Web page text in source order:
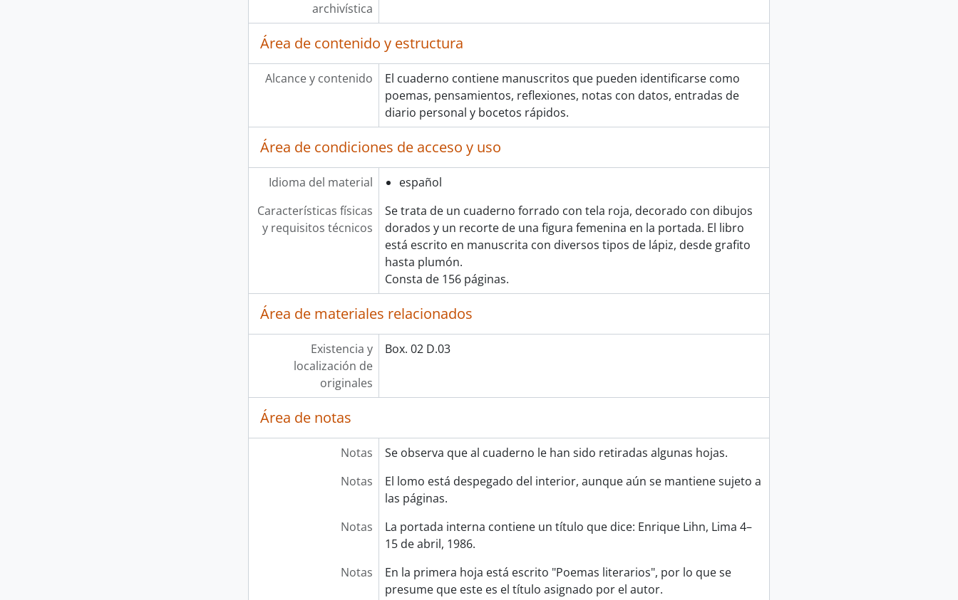
archivística
Área de contenido y estructura
Alcance y contenido
El cuaderno contiene manuscritos que pueden identificarse como
poemas, pensamientos, reflexiones, notas con datos, entradas de
diario personal y bocetos rápidos.
Área de condiciones de acceso y uso
Idioma del material
español
Características físicas
y requisitos técnicos
Se trata de un cuaderno forrado con tela roja, decorado con dibujos
dorados y un recorte de una figura femenina en la portada. El libro
está escrito en manuscrita con diversos tipos de lápiz, desde grafito
hasta plumón.
Consta de 156 páginas.
Área de materiales relacionados
Existencia y
localización de
originales
Box. 02 D.03
Área de notas
Notas
Se observa que al cuaderno le han sido retiradas algunas hojas.
Notas
El lomo está despegado del interior, aunque aún se mantiene sujeto a
las páginas.
Notas
La portada interna contiene un título que dice: Enrique Lihn, Lima 4–
15 de abril, 1986.
Notas
En la primera hoja está escrito "Poemas literarios", por lo que se
presume que este es el título asignado por el autor.